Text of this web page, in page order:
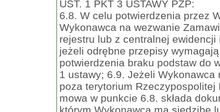
UST. 1 PKT 3 USTAWY PZP:
6.8. W celu potwierdzenia przez
Wykonawca na wezwanie
rejestru lub z centralnej
jeżeli odrębne przepisy
potwierdzenia braku podstaw do
1 ustawy; 6.9. Jeżeli
poza terytorium
mowa w punkcie 6.8. składa